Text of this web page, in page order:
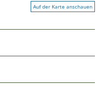
Auf der Karte anschauen